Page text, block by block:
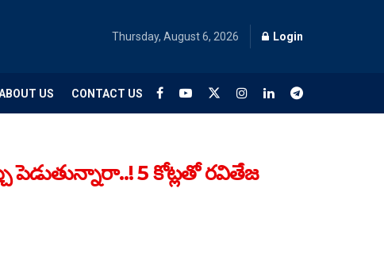
Thursday, August 6, 2026 Login
US CONTACT US
పెడుతున్నారా..! 5 కోట్లతో రవితేజ